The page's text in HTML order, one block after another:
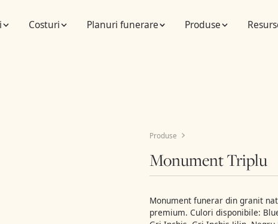
Costuri Planuri funerare Produse
Produse
Monument Triplu
Monument funerar din granit
premium. Culori disponibile: